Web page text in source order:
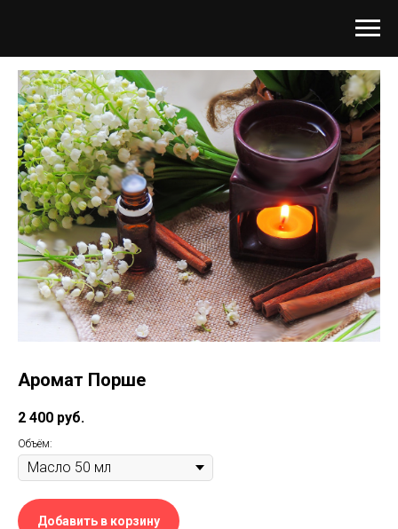
Аромат Порше
2 400 руб.
Объём:
Добавить в корзину